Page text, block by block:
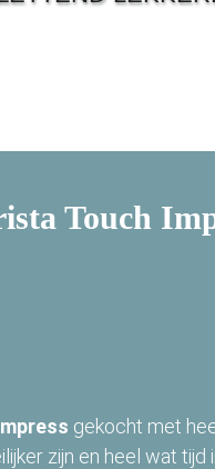
Touch
gekocht met
zijn en heel wat